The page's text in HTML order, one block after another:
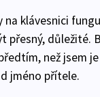
klávesnici
přesný, důležité.
než jsem
jméno přítele.